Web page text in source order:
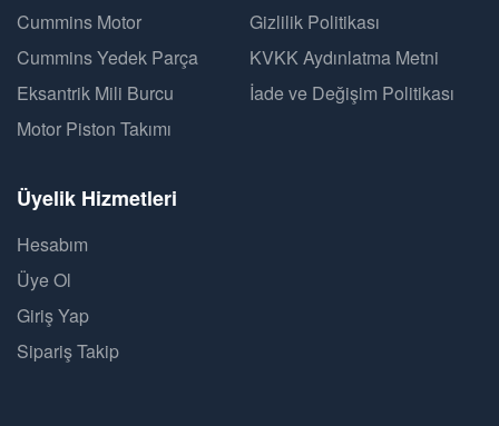
Cummins Motor
Cummins Yedek Parça
Eksantrik Mili Burcu
Motor Piston Takımı
Gizlilik Politikası
KVKK Aydınlatma Metni
İade ve Değişim Politikası
Üyelik Hizmetleri
Hesabım
Üye Ol
Giriş Yap
Sipariş Takip